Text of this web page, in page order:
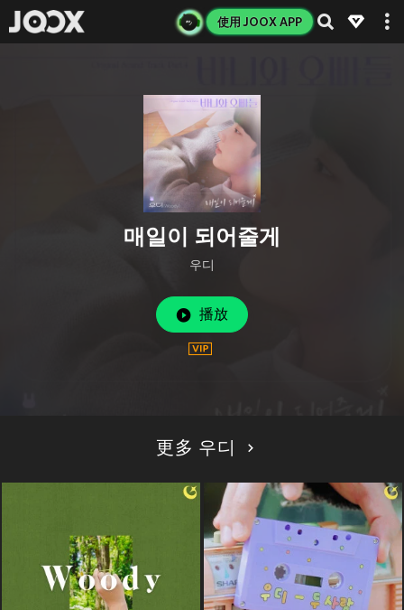
使用 JOOX APP
매일이 되어줄게
우디
播放
更多 우디